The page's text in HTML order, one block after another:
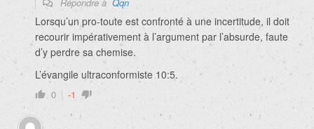
Lorsqu’un pro-toute est confronté à une incertitude, il doit
recourir impérativement à l’argument par l’absurde, faute
d’y perdre sa chemise.
L’évangile ultraconformiste 10:5.
0 -1